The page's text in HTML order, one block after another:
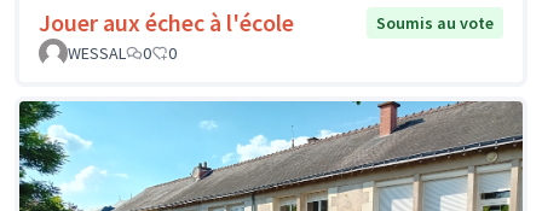
Jouer aux échec à l'école
Soumis au vote
WESSAL
0 0